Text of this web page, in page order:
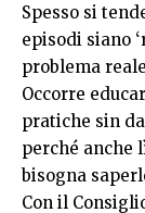
Spesso si
episodi siano
problema
Occorre
pratiche sin
perché anche
bisogna
Con il